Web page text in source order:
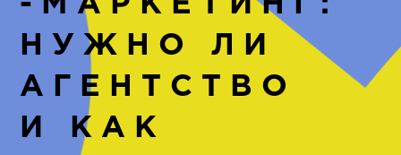
НУЖНО ЛИ
АГЕНТСТВО
И КАК